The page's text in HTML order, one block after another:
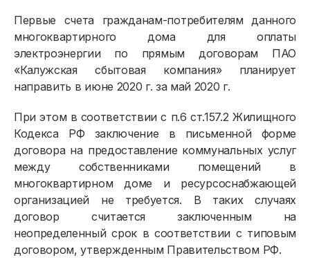
Первые счета гражданам-потребителям данного
многоквартирного дома для оплаты
электроэнергии по прямым договорам ПАО
«Калужская сбытовая компания» планирует
направить в июне 2020 г. за май 2020 г.
При этом в соответствии с п.6 ст.157.2 Жилищного
Кодекса РФ заключение в письменной форме
договора на предоставление коммунальных услуг
между собственниками помещений в
многоквартирном доме и ресурсоснабжающей
организацией не требуется. В таких случаях
договор считается заключенным на
неопределенный срок в соответствии с типовым
договором, утвержденным Правительством РФ.